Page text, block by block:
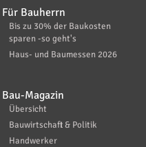
Für Bauherrn
Bis zu 30% der Baukosten
sparen -so geht's
Haus- und Baumessen 2026
Bau-Magazin
Übersicht
Bauwirtschaft & Politik
Handwerker